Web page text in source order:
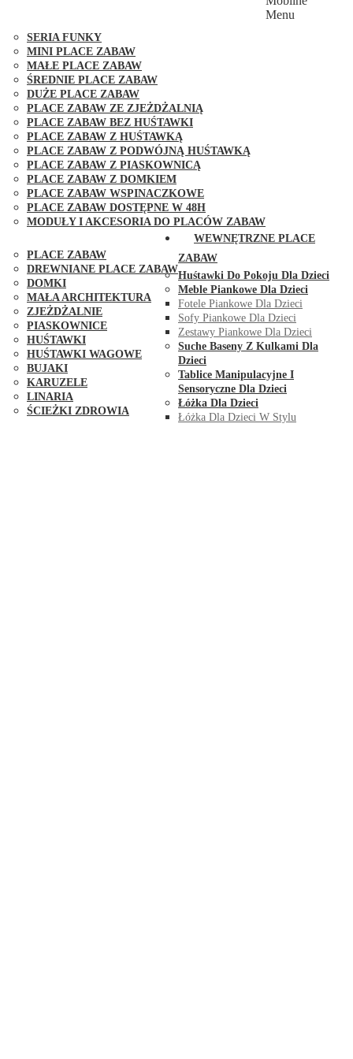
SERIA FUNKY
MINI PLACE ZABAW
MAŁE PLACE ZABAW
ŚREDNIE PLACE ZABAW
DUŻE PLACE ZABAW
PLACE ZABAW ZE ZJEŻDŻALNIĄ
PLACE ZABAW BEZ HUŚTAWKI
PLACE ZABAW Z HUŚTAWKĄ
PLACE ZABAW Z PODWÓJNĄ HUŚTAWKĄ
PLACE ZABAW Z PIASKOWNICĄ
PLACE ZABAW Z DOMKIEM
PLACE ZABAW WSPINACZKOWE
PLACE ZABAW DOSTĘPNE W 48H
MODUŁY I AKCESORIA DO PLACÓW ZABAW
PLACE ZABAW
DREWNIANE PLACE ZABAW
DOMKI
MAŁA ARCHITEKTURA
ZJEŻDŻALNIE
PIASKOWNICE
HUŚTAWKI
HUŚTAWKI WAGOWE
BUJAKI
KARUZELE
LINARIA
ŚCIEŻKI ZDROWIA
Menu
WEWNĘTRZNE PLACE
ZABAW
Huśtawki Do Pokoju Dla Dzieci
Meble Piankowe Dla Dzieci
Fotele Piankowe Dla Dzieci
Sofy Piankowe Dla Dzieci
Zestawy Piankowe Dla Dzieci
Suche Baseny Z Kulkami Dla
Dzieci
Tablice Manipulacyjne I
Sensoryczne Dla Dzieci
Łóżka Dla Dzieci
Łóżka Dla Dzieci W Stylu